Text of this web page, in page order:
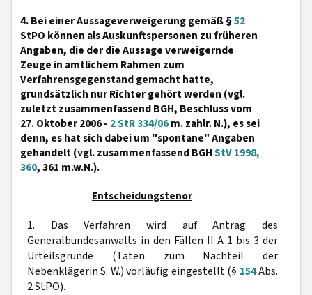
4. Bei einer Aussageverweigerung gemäß §52
StPO können als Auskunftspersonen zu früheren
Angaben, die der die Aussage verweigernde
Zeuge in amtlichem Rahmen zum
Verfahrensgegenstand gemacht hatte,
grundsätzlich nur Richter gehört werden (vgl.
zuletzt zusammenfassend BGH, Beschluss vom
27. Oktober 2006 - 2 StR 334/06m. zahlr. N.), es sei
denn, es hat sich dabei um "spontane" Angaben
gehandelt (vgl. zusammenfassend BGHStV 1998,
360, 361 m.w.N.).
Entscheidungstenor
1. Das Verfahren wird auf Antrag des
Generalbundesanwalts in den Fällen II A 1 bis 3 der
Urteilsgründe (Taten zum Nachteil der
Nebenklägerin S. W.) vorläufig eingestellt (§ 154Abs.
2 StPO).